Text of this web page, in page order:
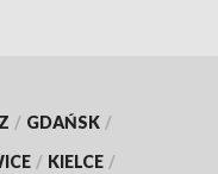
/ GDAŃSK /
/ KIELCE /